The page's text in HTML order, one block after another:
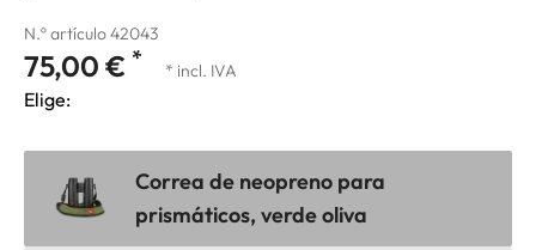
N.º artículo 42043
75,00 € * * incl. IVA
Elige:
Correa de neopreno para
prismáticos, verde oliva